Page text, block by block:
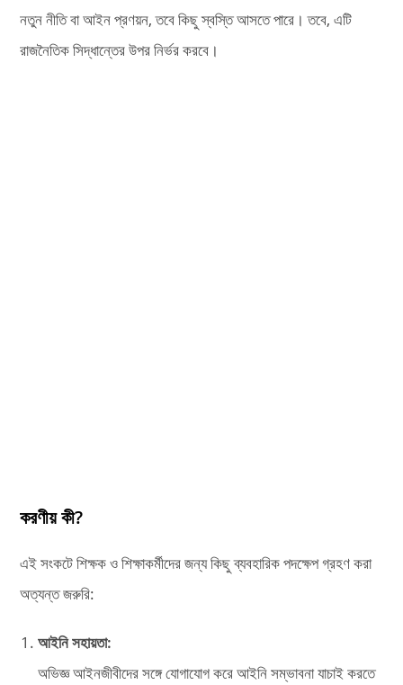
নতুন নীতি বা আইন প্রণয়ন, তবে কিছু স্বস্তি আসতে পারে। তবে, এটি
রাজনৈতিক সিদ্ধান্তের উপর নির্ভর করবে।
করণীয় কী?
এই সংকটে শিক্ষক ও শিক্ষাকর্মীদের জন্য কিছু ব্যবহারিক পদক্ষেপ গ্রহণ করা
অত্যন্ত জরুরি:
আইনি সহায়তা:
অভিজ্ঞ আইনজীবীদের সঙ্গে যোগাযোগ করে আইনি সম্ভাবনা যাচাই করতে